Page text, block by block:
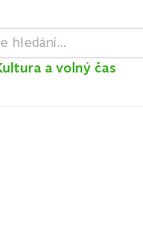
a volný čas